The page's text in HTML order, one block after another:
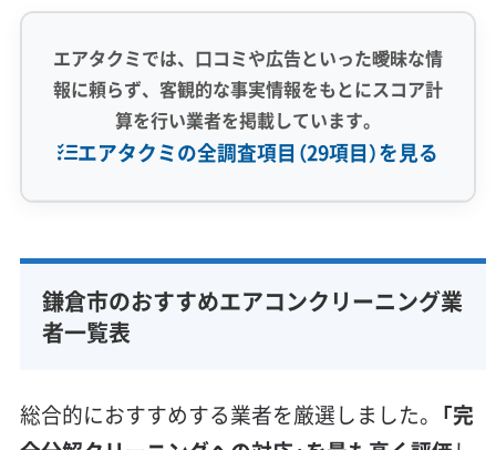
腐食させる「塩分を含んだカビ」
鎌倉のエアコン汚れは、カビが潮風の塩分
を吸い込むことで常に湿った状態になり、
金属部品のサビを誘発します。そのため、
か。その原因は「湿気」と「塩分」の相乗効果にあ
エアタクミでは、口コミや広告といった曖昧な情
報に頼らず、客観的な事実情報をもとにスコア計
算を行い業者を掲載しています。
エアタクミの全調査項目（29項目）を見る
完全分解洗浄 部分クリーニング
実績10年以上
資格保有スタッフ
保証付き アフターフォロー
女性スタッフ在籍
鎌倉市のおすすめエアコンクリーニング業
者一覧表
総合的におすすめする業者を厳選しました。 「完